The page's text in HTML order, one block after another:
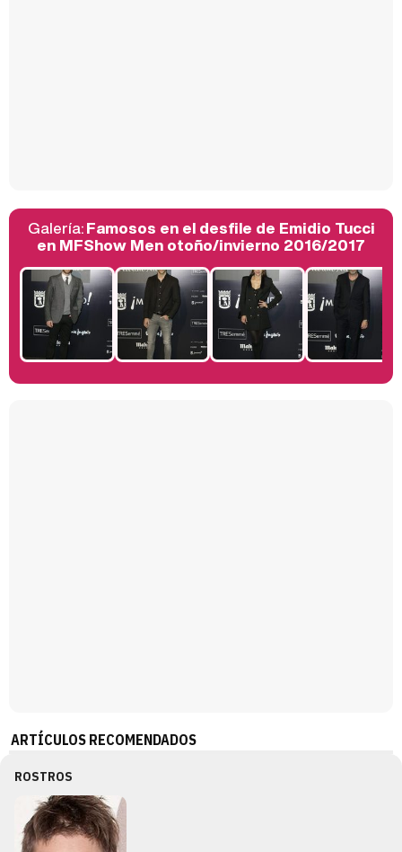
Belén Esteban: "Estoy emocionada, muy contenta y muy feliz por llegar a RTVE"
Galería:Famosos en el desfile de Emidio Tucci
en MFShow Men otoño/invierno 2016/2017
ARTÍCULOS RECOMENDADOS
ROSTROS